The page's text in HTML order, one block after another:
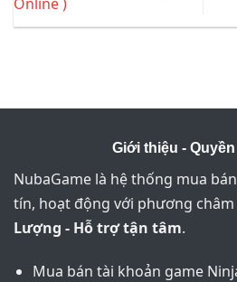
Giới thiệu -
NubaGame là hệ thống mua
tín, hoạt động với phương châm
Lượng - Hỗ trợ tận tâm.
Mua bán tài khoản game